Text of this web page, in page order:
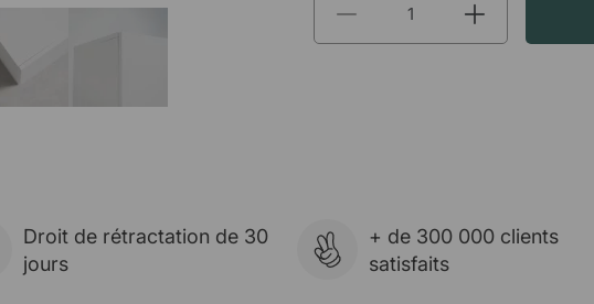
Droit de rétractation de 30
jours
+ de 300 000 clients
satisfaits